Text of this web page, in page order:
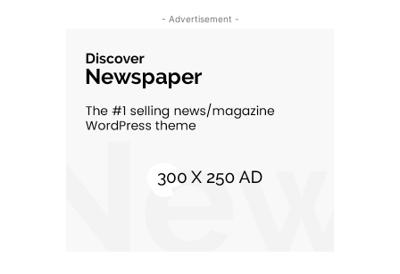
- Advertisement -